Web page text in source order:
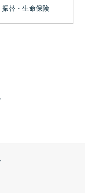
替・生命保険